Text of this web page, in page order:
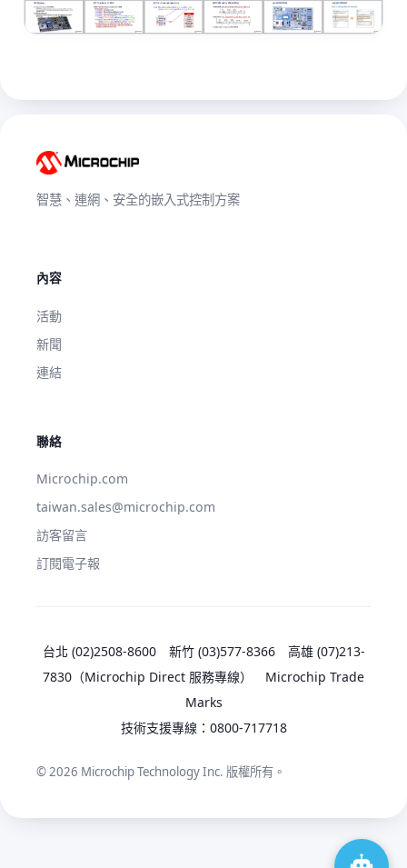
智慧、連網、安全的嵌入式控制方案
內容
活動
新聞
連結
聯絡
Microchip.com
taiwan.sales@microchip.com
訪客留言
訂閱電子報
台北 (02)2508-8600 新竹 (03)577-8366
高雄 (07)213-
7830 （Microchip Direct 服務專線） Microchip Trade
Marks
技術支援專線： 0800-717718
© 2026 Microchip Technology Inc. 版權所有。